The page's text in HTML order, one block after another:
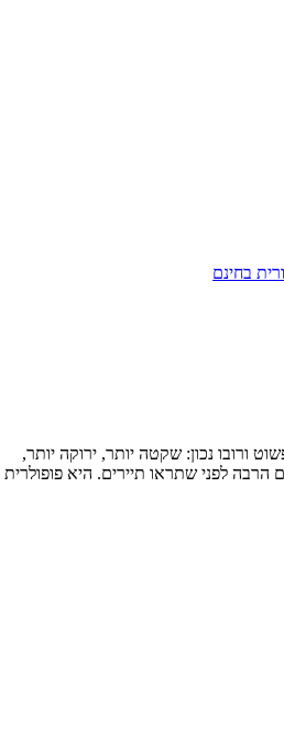
בחינם
ורובו נכון: שקטה יותר, ירוקה יותר,
לפני שתראו תיירים. היא פופולרית